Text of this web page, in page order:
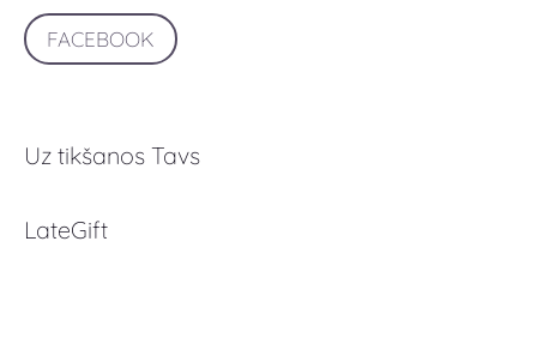
FACEBOOK
Uz tikšanos Tavs
LateGift